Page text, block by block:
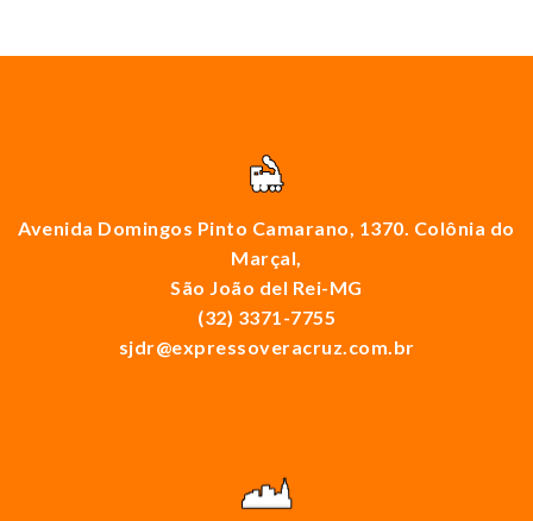
Avenida Domingos Pinto Camarano, 1370. Colônia do
Marçal,
São João del Rei-MG
(32) 3371-7755
sjdr@expressoveracruz.com.br